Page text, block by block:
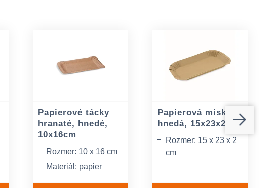
Papierové tácky
hranaté, hnedé,
10x16cm
Rozmer: 10 x 16 cm
Materiál: papier
Farba: prírodne
Papierová miska
hnedá, 15x23x2cm
Rozmer: 15 x 23 x 2
cm
Farba: hnedá